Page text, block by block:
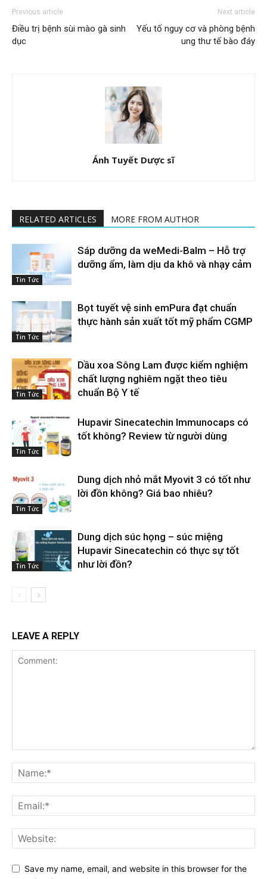
Previous article
Điều trị bệnh sùi mào gà sinh
dục
Next article
Yếu tố nguy cơ và phòng bệnh
ung thư tế bào đáy
Ánh Tuyết Dược sĩ
RELATED ARTICLES MORE FROM AUTHOR
Tin Tức
Sáp dưỡng da weMedi-Balm – Hỗ trợ
dưỡng ẩm, làm dịu da khô và nhạy cảm
Tin Tức
Bọt tuyết vệ sinh emPura đạt chuẩn
thực hành sản xuất tốt mỹ phẩm CGMP
Tin Tức
Dầu xoa Sông Lam được kiểm nghiệm
chất lượng nghiêm ngặt theo tiêu
chuẩn Bộ Y tế
Tin Tức
Hupavir Sinecatechin Immunocaps có
tốt không? Review từ người dùng
Tin Tức
Dung dịch nhỏ mắt Myovit 3 có tốt như
lời đồn không? Giá bao nhiêu?
Tin Tức
Dung dịch súc họng – súc miệng
Hupavir Sinecatechin có thực sự tốt
như lời đồn?
LEAVE A REPLY
Save my name, email, and website in this browser for the